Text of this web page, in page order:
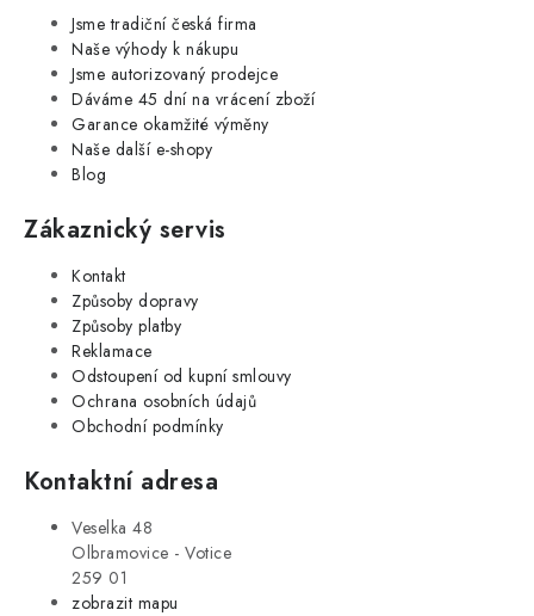
Jsme tradiční česká firma
Naše výhody k nákupu
Jsme autorizovaný prodejce
Dáváme 45 dní na vrácení zboží
Garance okamžité výměny
Naše další e-shopy
Blog
Zákaznický servis
Kontakt
Způsoby dopravy
Způsoby platby
Reklamace
Odstoupení od kupní smlouvy
Ochrana osobních údajů
Obchodní podmínky
Kontaktní adresa
Veselka 48
Olbramovice - Votice
259 01
zobrazit mapu